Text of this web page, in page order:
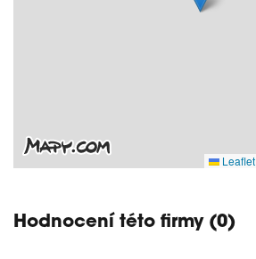
Leaflet
Hodnocení této firmy (0)